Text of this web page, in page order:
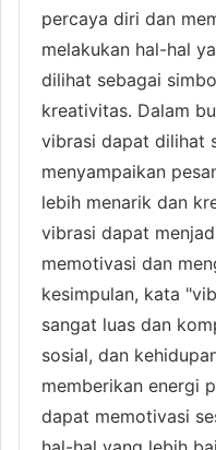
percaya diri dan
melakukan hal-hal
dilihat sebagai
kreativitas. Dalam
vibrasi dapat dilihat
menyampaikan
lebih menarik dan
vibrasi dapat
memotivasi dan
kesimpulan, kata
sangat luas dan
sosial, dan
memberikan energi
dapat memotivasi